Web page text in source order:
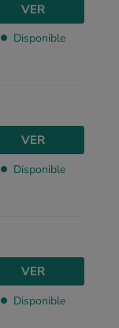
VER
Disponible
VER
Disponible
VER
Disponible